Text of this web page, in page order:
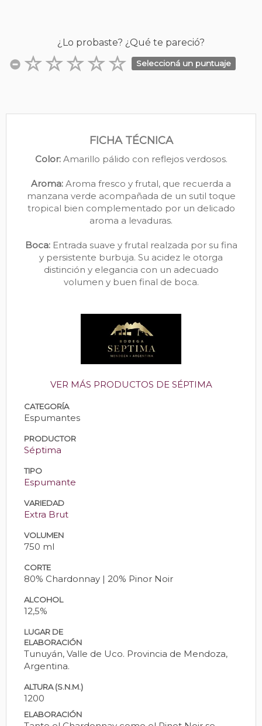
¿Lo probaste? ¿Qué te pareció?
Seleccioná un puntuaje
FICHA TÉCNICA
Color:Amarillo pálido con reflejos verdosos.
Aroma: Aroma fresco y frutal, que recuerda a
manzana verde acompañada de un sutil toque
tropical bien complementado por un delicado
aroma a levaduras.
Boca:Entrada suave y frutal realzada por su fina
y persistente burbuja. Su acidez le otorga
distinción y elegancia con un adecuado
volumen y buen final de boca.
VER MÁS PRODUCTOS DE SÉPTIMA
CATEGORÍA
Espumantes
PRODUCTOR
Séptima
TIPO
Espumante
VARIEDAD
Extra Brut
VOLUMEN
750 ml
CORTE
80% Chardonnay | 20% Pinor Noir
ALCOHOL
12,5%
LUGAR DE
ELABORACIÓN
Tunuyán, Valle de Uco. Provincia de Mendoza,
Argentina.
ALTURA (S.N.M.)
1200
ELABORACIÓN